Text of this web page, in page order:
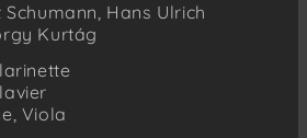
Hans Ulrich
Kurtág
Viola